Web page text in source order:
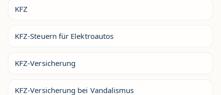
KFZ
KFZ-Steuern für Elektroautos
KFZ-Versicherung
KFZ-Versicherung bei Vandalismus